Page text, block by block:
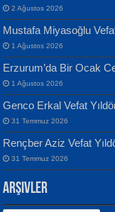
EKREM
İsmail Aydos
İnkisar...
2 Ağustos 2026
Mustafa Miyasoğlu
1 Ağustos 2026
Erzurum’da Bir Ocak
1 Ağustos 2026
Genco Erkal Vefat
31 Temmuz 2026
Rençber Aziz Vefat
31 Temmuz 2026
Arşivler